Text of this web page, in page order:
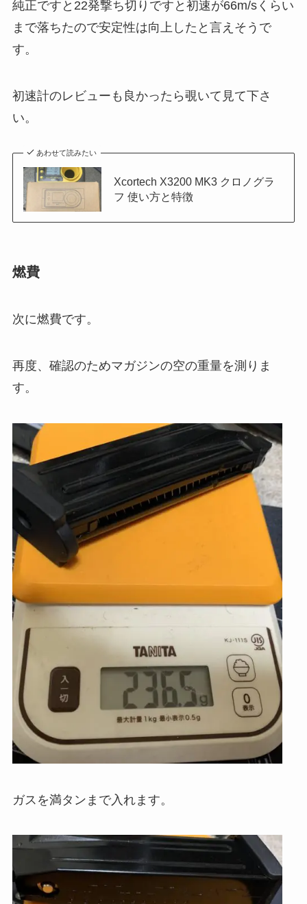
純正ですと22発撃ち切りですと初速が66m/sくらい
まで落ちたので安定性は向上したと言えそうで
す。
初速計のレビューも良かったら覗いて見て下さ
い。
あわせて読みたい
Xcortech X3200 MK3 クロノグラ
フ 使い方と特徴
燃費
次に燃費です。
再度、確認のためマガジンの空の重量を測りま
す。
ガスを満タンまで入れます。